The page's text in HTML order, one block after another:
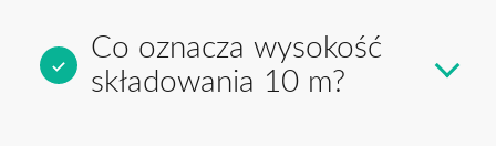
Co oznacza wysokość
składowania 10 m?